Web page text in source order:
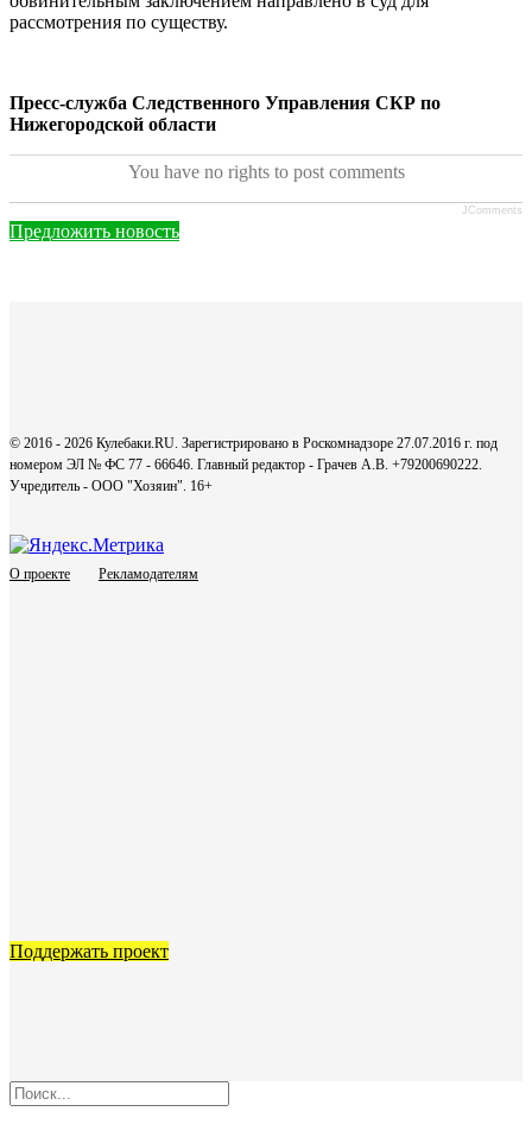
рассмотрения по существу.
Пресс-служба Следственного Управления СКР по
Нижегородской области
You have no rights to post comments
JComments
Предложить новость
© 2016 - 2026 Кулебаки.RU. Зарегистрировано в Роскомнадзоре 27.07.2016 г. под
номером ЭЛ № ФС 77 - 66646. Главный редактор - Грачев А.В. +79200690222.
Учредитель - ООО "Хозяин". 16+
О проекте Рекламодателям
Поддержать проект